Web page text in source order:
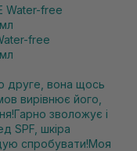
free
друге, вона щось
вирівнює його,
зволожує і
SPF, шкіра
спробувати!Моя